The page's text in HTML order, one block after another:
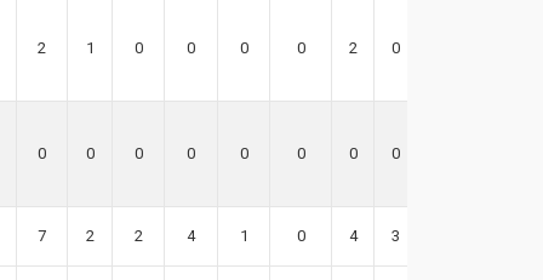
2 1 0 0 0 0 2 0
0 0 0 0 0 0 0 0
7 2 2 4 1 0 4 3